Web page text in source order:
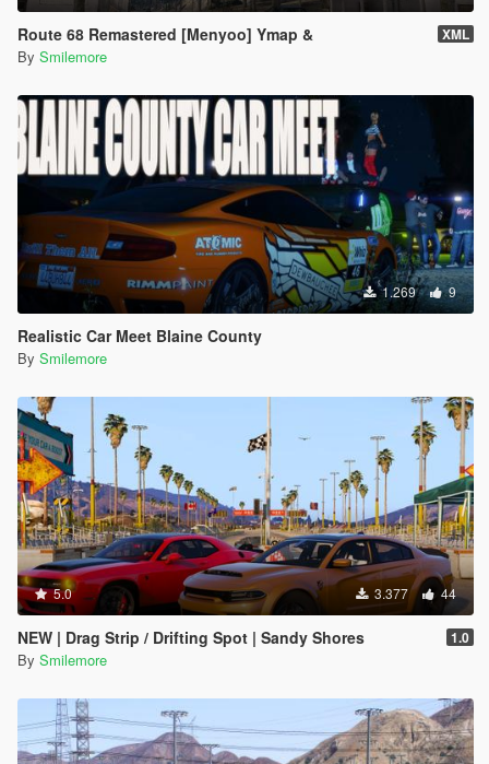
Route 68 Remastered [Menyoo] Ymap & XML
By Smilemore
1.269 9
Realistic Car Meet Blaine County
By Smilemore
5.0 3.377 44
NEW | Drag Strip / Drifting Spot | Sandy Shores 1.0
By Smilemore